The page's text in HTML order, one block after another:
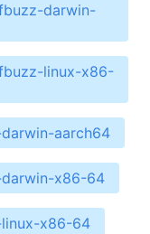
darwin-
linux-x86-
aarch64
x86-64
x86-64